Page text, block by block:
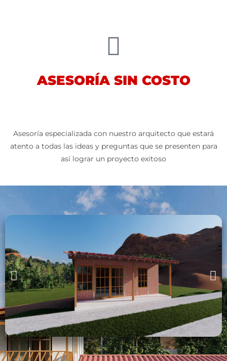
ASESORÍA SIN COSTO
Asesoría especializada con nuestro arquitecto que estará
atento a todas las ideas y preguntas que se presenten para
así lograr un proyecto exitoso